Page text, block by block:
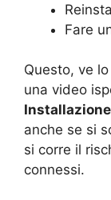
Fare
Questo, ve
una video
anche se si
si corre il
connessi.